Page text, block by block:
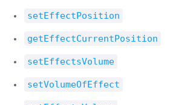
setEffectPosition
getEffectCurrentPosition
setEffectsVolume
setVolumeOfEffect